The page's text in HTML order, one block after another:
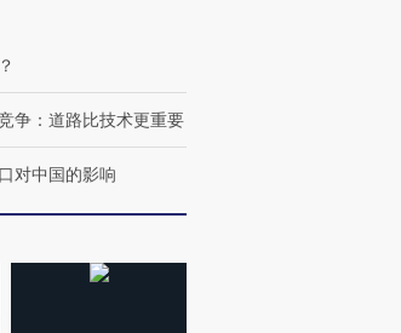
争：道路比技术更重要
对中国的影响